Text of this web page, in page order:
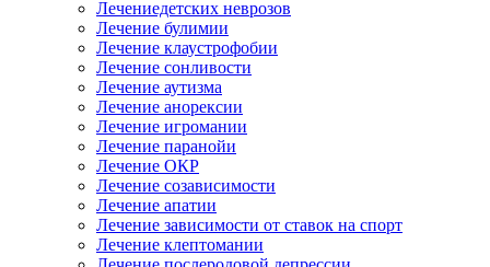
Лечениедетских неврозов
Лечение булимии
Лечение клаустрофобии
Лечение сонливости
Лечение аутизма
Лечение анорексии
Лечение игромании
Лечение паранойи
Лечение ОКР
Лечение созависимости
Лечение апатии
Лечение зависимости от ставок на спорт
Лечение клептомании